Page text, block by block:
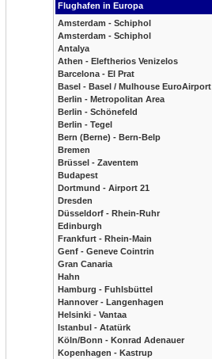
Flughafen in Europa
Amsterdam - Schiphol
Amsterdam - Schiphol
Antalya
Athen - Eleftherios Venizelos
Barcelona - El Prat
Basel - Basel / Mulhouse EuroAirport
Berlin - Metropolitan Area
Berlin - Schönefeld
Berlin - Tegel
Bern (Berne) - Bern-Belp
Bremen
Brüssel - Zaventem
Budapest
Dortmund - Airport 21
Dresden
Düsseldorf - Rhein-Ruhr
Edinburgh
Frankfurt - Rhein-Main
Genf - Geneve Cointrin
Gran Canaria
Hahn
Hamburg - Fuhlsbüttel
Hannover - Langenhagen
Helsinki - Vantaa
Istanbul - Atatürk
Köln/Bonn - Konrad Adenauer
Kopenhagen - Kastrup